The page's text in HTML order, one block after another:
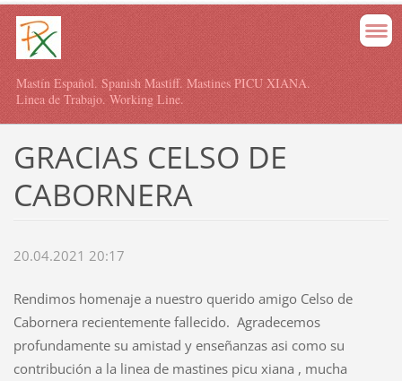
Mastín Español. Spanish Mastiff. Mastines PICU XIANA.
Linea de Trabajo. Working Line.
GRACIAS CELSO DE
CABORNERA
20.04.2021 20:17
Rendimos homenaje a nuestro querido amigo Celso de
Cabornera recientemente fallecido. Agradecemos
profundamente su amistad y enseñanzas asi como su
contribución a la linea de mastines picu xiana , mucha